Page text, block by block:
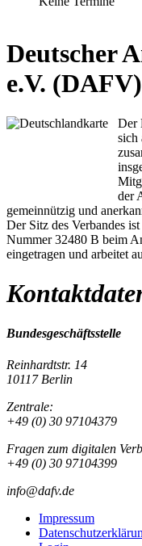
Deutscher
e.V. (DAFV)
Der
sich
der
gemeinnützig und
Der Sitz des Verbandes
Nummer 32480 B beim
eingetragen und arbeitet
Bundesgeschäftsstelle
Reinhardtstr. 14
10117 Berlin
Zentrale:
+49 (0) 30 97104379
Fragen zum digitalen
+49 (0) 30 97104399
info@dafv.de
Impressum